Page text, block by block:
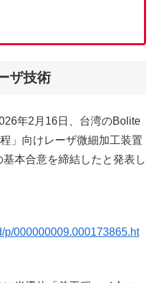
ザ技術
年2月16日、台湾のBolite
程」向けレーザ微細加工装置
本合意を締結したと発表し
p/000000009.000173865.ht